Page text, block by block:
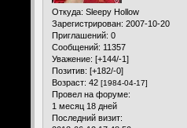
Откуда: Sleepy Hollow
Зарегистрирован: 2007-10-20
Приглашений: 0
Сообщений: 11357
Уважение: [+144/-1]
Позитив: [+182/-0]
Возраст: 42 [1984-04-17]
Провел на форуме:
1 месяц 18 дней
Последний визит: